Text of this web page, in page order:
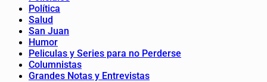
Política
Salud
San Juan
Humor
Peliculas y Series para no Perderse
Columnistas
Grandes Notas y Entrevistas